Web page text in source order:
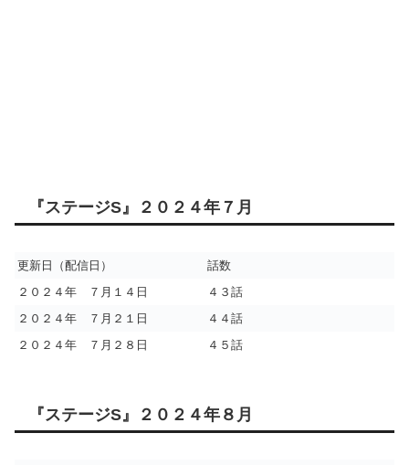
『ステージS』２０２４年７月
更新日（配信日）
話数
２０２４年 ７月１４日
４３話
２０２４年 ７月２１日
４４話
２０２４年 ７月２８日
４５話
『ステージS』２０２４年８月